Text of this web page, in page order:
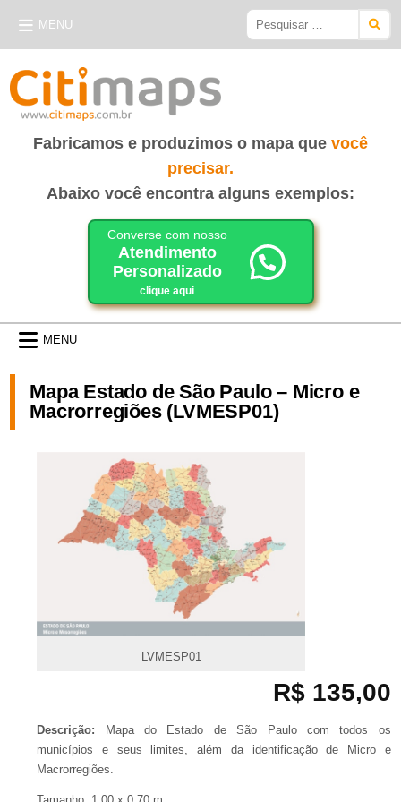
MENU
Pesquisar
por:
Fabricamos e produzimos o mapa que você
precisar.
Abaixo você encontra alguns exemplos:
Converse com nosso
Atendimento
Personalizado
clique aqui
MENU
Mapa Estado de São Paulo – Micro e
Macrorregiões (LVMESP01)
LVMESP01
R$ 135,00
Descrição: Mapa do Estado de São Paulo com todos os
municípios e seus limites, além da identificação de Micro e
Macrorregiões.